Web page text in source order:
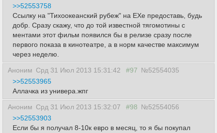
>>52553758
Ссылку на "Тихоокеанский рубеж" на ЕХе предоставь, будь
добр. Сразу скажу, что до той известной тягомотины с
ментами этот фильм появился бы в релизе сразу после
первого показа в кинотеатре, а в норм качестве максимум
через неделю.
Аноним Срд 31 Июл 2013 15:31:42 #97 №52554035
>>52553965
Аллачка из универа.жпг
Аноним Срд 31 Июл 2013 15:32:07 #98 №52554056
>>52553903
Если бы я получал 8-10к евро в месяц, то я бы покупал